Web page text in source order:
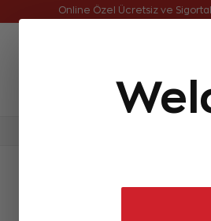
Online Özel Ücretsiz ve
Aynı